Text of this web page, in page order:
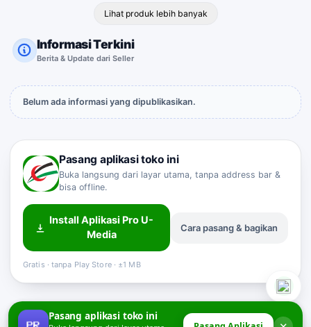
Lihat produk lebih banyak
Informasi Terkini
Berita & Update dari Seller
Belum ada informasi yang dipublikasikan.
Sahabat Pro-U
Pasang aplikasi toko ini
Buka langsung dari layar utama, tanpa address bar &
bisa offline.
Install Aplikasi Pro U-
Media
Cara pasang & bagikan
Gratis · tanpa Play Store · ±1 MB
Pasang aplikasi toko ini